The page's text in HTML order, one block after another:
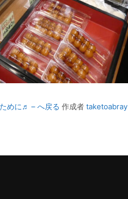
めに♬ – へ戻る 作成者 taketoabray